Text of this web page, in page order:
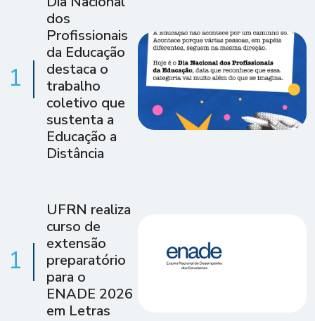
1
dos
Profissionais
da Educação
destaca o
trabalho
coletivo que
sustenta a
Educação a
Distância
1
UFRN realiza
curso de
extensão
preparatório
para o
ENADE 2026
em Letras